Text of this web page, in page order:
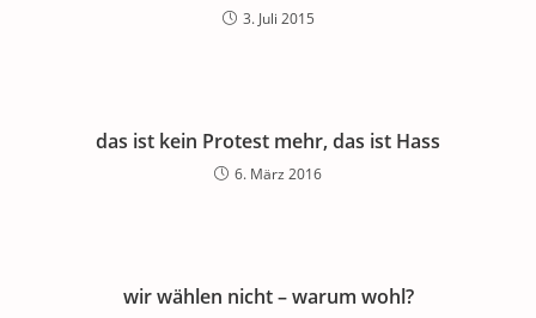
3. Juli 2015
das ist kein Protest mehr, das ist Hass
6. März 2016
wir wählen nicht – warum wohl?